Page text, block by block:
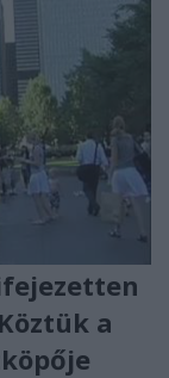
a